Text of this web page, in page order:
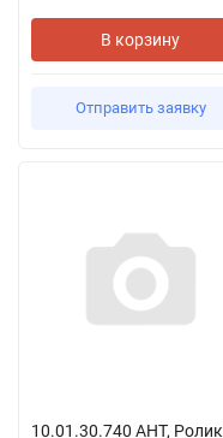
В корзину
Отправить заявку
10.01.30.740 АНТ, Ролик